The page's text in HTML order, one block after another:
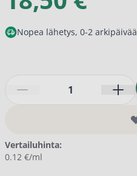
Nopea lähetys, 0-2 arkipäivää
Vertailuhinta:
0.12 €/ml